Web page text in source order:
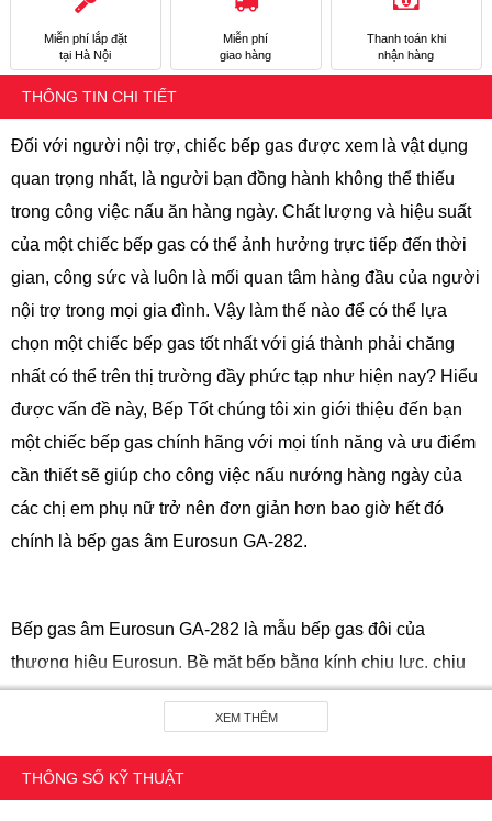
Miễn phí lắp đặt
tại Hà Nội
Miễn phí
giao hàng
Thanh toán khi
nhận hàng
THÔNG TIN CHI TIẾT
Đối với người nội trợ, chiếc bếp gas được xem là vật dụng
quan trọng nhất, là người bạn đồng hành không thể thiếu
trong công việc nấu ăn hàng ngày. Chất lượng và hiệu suất
của một chiếc bếp gas có thể ảnh hưởng trực tiếp đến thời
gian, công sức và luôn là mối quan tâm hàng đầu của người
nội trợ trong mọi gia đình. Vậy làm thế nào để có thể lựa
chọn một chiếc bếp gas tốt nhất với giá thành phải chăng
nhất có thể trên thị trường đầy phức tạp như hiện nay? Hiểu
được vấn đề này, Bếp Tốt chúng tôi xin giới thiệu đến bạn
một chiếc bếp gas chính hãng với mọi tính năng và ưu điểm
cần thiết sẽ giúp cho công việc nấu nướng hàng ngày của
các chị em phụ nữ trở nên đơn giản hơn bao giờ hết đó
chính là bếp gas âm Eurosun GA-282.
Bếp gas âm Eurosun GA-282 là mẫu bếp gas đôi của
thương hiệu Eurosun. Bề mặt bếp bằng kính chịu lực, chịu
nhiệt màu đen, có độ dày 8mm. Bếp gồm 2 lò nấu sử dụng
mâm chia lửa bằng đồng có độ bền cao, bởi đồng có khả
năng chịu được nhiệt độ lớn, chống cong vênh. Bếp có hệ
XEM THÊM
THÔNG SỐ KỸ THUẬT